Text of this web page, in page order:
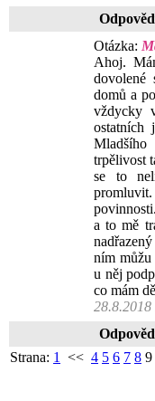
Otázka:
Ahoj.
dovolené
domů a
vždycky
ostatních
trpělivost
se to
a to mě
ním
u něj
co mám
Strana: 1 << 4 5 6 7 8 9